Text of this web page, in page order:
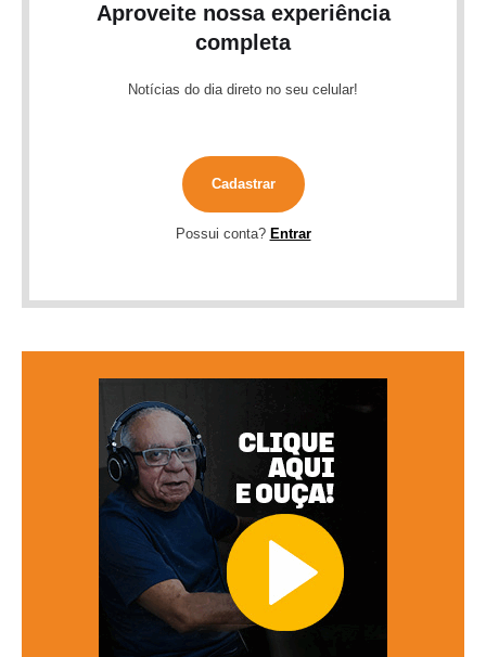
Aproveite nossa experiência
completa
Notícias do dia direto no seu celular!
Cadastrar
Possui conta? Entrar